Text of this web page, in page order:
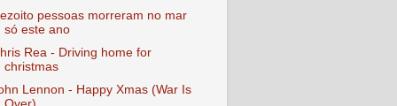
pessoas morreram no mar
só este ano
Rea - Driving home for
christmas
Lennon - Happy Xmas (War Is